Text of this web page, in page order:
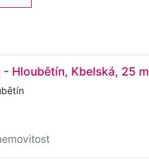
Hloubětín, Kbelská, 25 m